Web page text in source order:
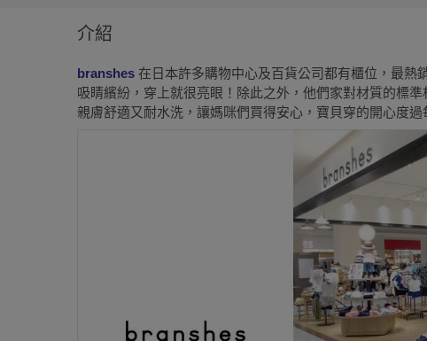
介紹
branshes 在日本許多購物中心及百貨公司都有櫃位，最熱
吸睛繽紛，穿上就很亮眼！除此之外，他們家對材質的標
親膚舒適又耐水洗，讓媽咪們買得安心，寶貝穿的開心度過